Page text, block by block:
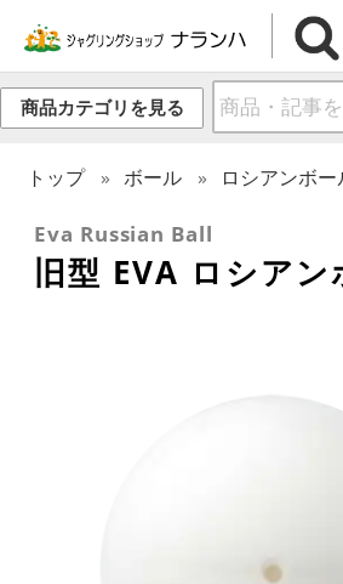
商品カテゴリを見る
トップ ボール ロシアンボー
Eva Russian Ball
旧型 EVA ロシアン